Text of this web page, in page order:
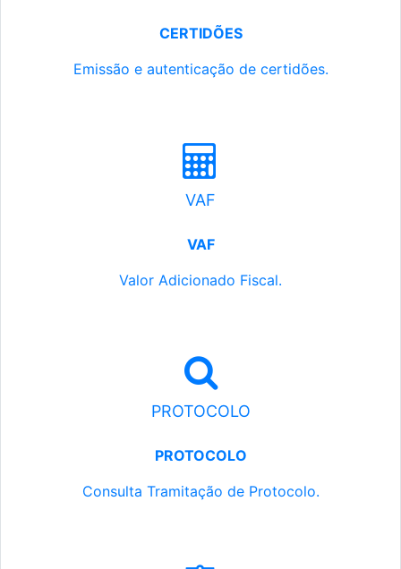
CERTIDÕES
Emissão e autenticação de certidões.
VAF
VAF
Valor Adicionado Fiscal.
PROTOCOLO
PROTOCOLO
Consulta Tramitação de Protocolo.